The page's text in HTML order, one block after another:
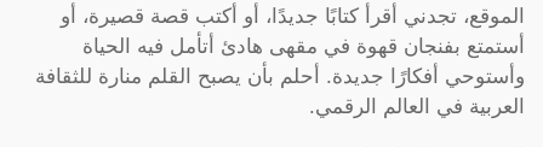
الموقع، تجدني أقرأ كتابًا جديدًا، أو أكتب قصة قصيرة، أو
أستمتع بفنجان قهوة في مقهى هادئ أتأمل فيه الحياة
وأستوحي أفكارًا جديدة. أحلم بأن يصبح القلم منارة للثقافة
العربية في العالم الرقمي.